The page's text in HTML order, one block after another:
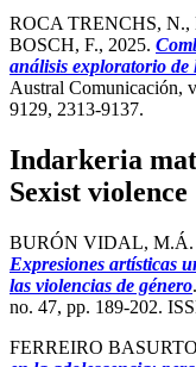
ROCA TRENCHS,
BOSCH, F., 2025.
análisis exploratorio de
Austral Comunicación,
9129, 2313-9137.
Indarkeria
Sexist violence
BURÓN VIDAL, M.Á.
Expresiones artísticas
las violencias de género
no. 47, pp. 189-202.
FERREIRO